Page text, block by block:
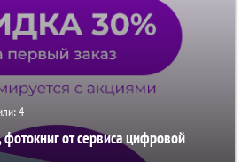
4
от сервиса цифровой